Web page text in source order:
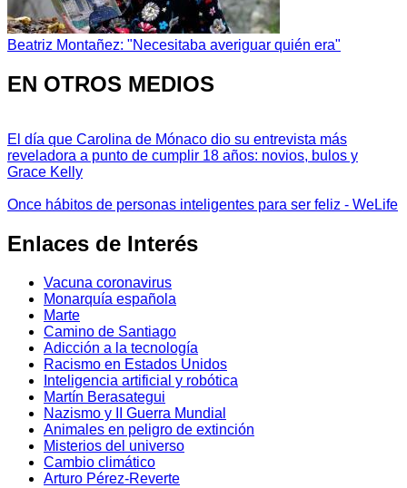
Beatriz Montañez: "Necesitaba averiguar quién era"
EN OTROS MEDIOS
El día que Carolina de Mónaco dio su entrevista más
reveladora a punto de cumplir 18 años: novios, bulos y
Grace Kelly
Once hábitos de personas inteligentes para ser feliz - WeLife
Enlaces de Interés
Vacuna coronavirus
Monarquía española
Marte
Camino de Santiago
Adicción a la tecnología
Racismo en Estados Unidos
Inteligencia artificial y robótica
Martín Berasategui
Nazismo y II Guerra Mundial
Animales en peligro de extinción
Misterios del universo
Cambio climático
Arturo Pérez-Reverte